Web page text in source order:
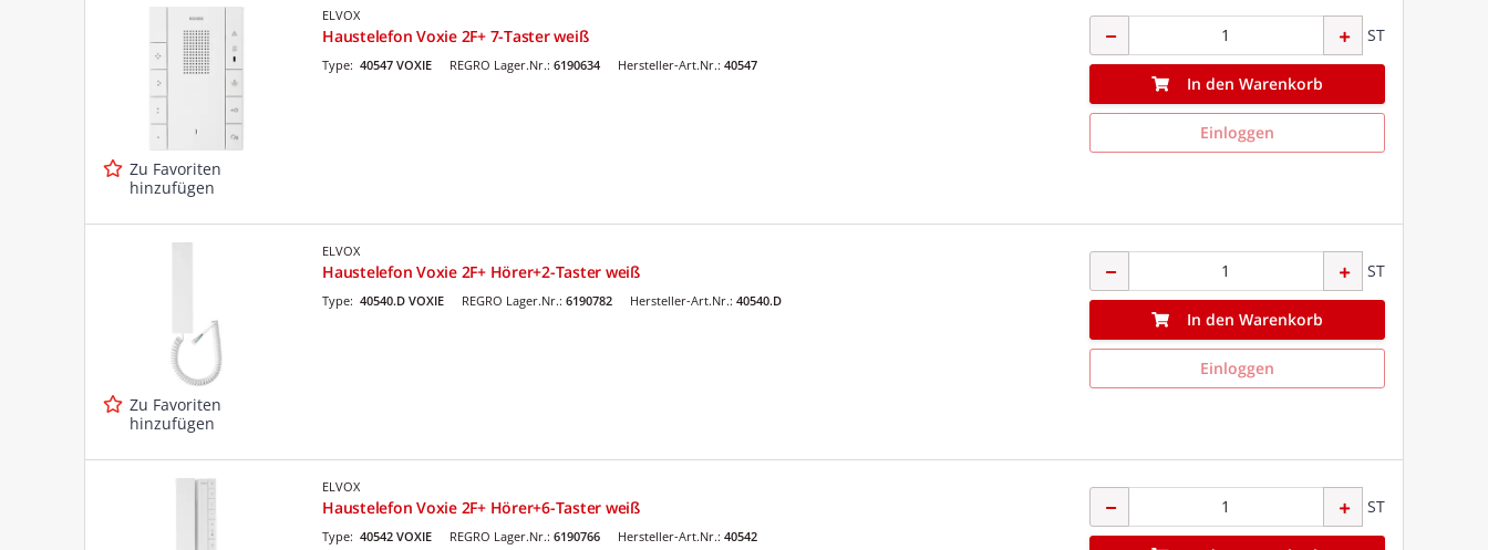
Zu Favoriten
hinzufügen
ELVOX
Haustelefon Voxie 2F+ 7-Taster weiß
REGRO Lager.Nr.: 6190634
Type: 40547 VOXIE Hersteller-Art.Nr.: 40547
ST
In den Warenkorb
Einloggen
Zu Favoriten
hinzufügen
ELVOX
Haustelefon Voxie 2F+ Hörer+2-Taster weiß
REGRO Lager.Nr.: 6190782
Type: 40540.D VOXIE Hersteller-Art.Nr.: 40540.D
ST
In den Warenkorb
Einloggen
ELVOX
Haustelefon Voxie 2F+ Hörer+6-Taster weiß
REGRO Lager.Nr.: 6190766
Type: 40542 VOXIE Hersteller-Art.Nr.: 40542
ST